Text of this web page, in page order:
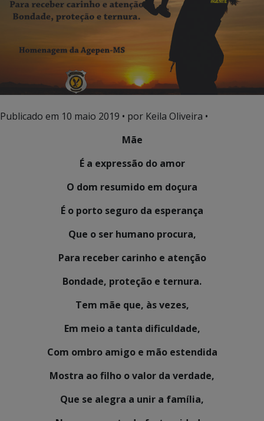
Publicado em 10 maio 2019 • por Keila Oliveira •
Mãe
É a expressão do amor
O dom resumido em doçura
É o porto seguro da esperança
Que o ser humano procura,
Para receber carinho e atenção
Bondade, proteção e ternura.
Tem mãe que, às vezes,
Em meio a tanta dificuldade,
Com ombro amigo e mão estendida
Mostra ao filho o valor da verdade,
Que se alegra a unir a família,